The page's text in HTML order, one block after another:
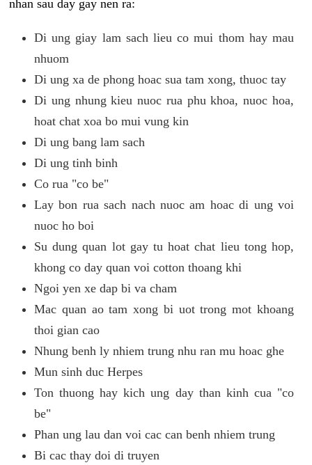
nhan sau day gay nen ra:
Di ung giay lam sach lieu co mui thom hay mau
nhuom
Di ung xa de phong hoac sua tam xong, thuoc tay
Di ung nhung kieu nuoc rua phu khoa, nuoc hoa,
hoat chat xoa bo mui vung kin
Di ung bang lam sach
Di ung tinh binh
Co rua "co be"
Lay bon rua sach nach nuoc am hoac di ung voi
nuoc ho boi
Su dung quan lot gay tu hoat chat lieu tong hop,
khong co day quan voi cotton thoang khi
Ngoi yen xe dap bi va cham
Mac quan ao tam xong bi uot trong mot khoang
thoi gian cao
Nhung benh ly nhiem trung nhu ran mu hoac ghe
Mun sinh duc Herpes
Ton thuong hay kich ung day than kinh cua "co
be"
Phan ung lau dan voi cac can benh nhiem trung
Bi cac thay doi di truyen